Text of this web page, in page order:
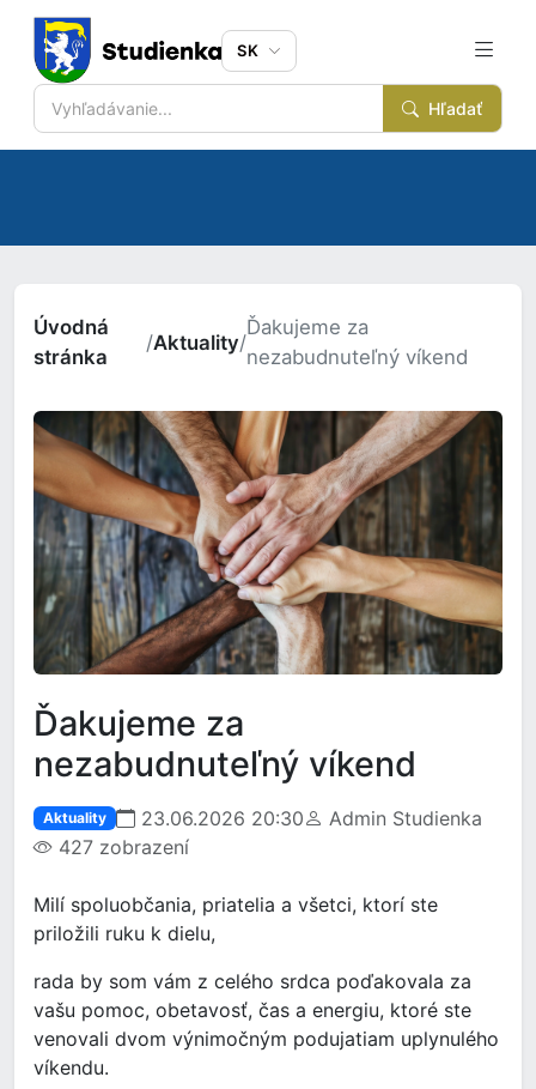
Hľadať
SK
Úvodná
stránka
/Aktuality/
Ďakujeme za
nezabudnuteľný víkend
Ďakujeme za
nezabudnuteľný víkend
Aktuality 23.06.2026 20:30
Admin Studienka
427 zobrazení
Milí spoluobčania, priatelia a všetci, ktorí ste
priložili ruku k dielu,
rada by som vám z celého srdca poďakovala za
vašu pomoc, obetavosť, čas a energiu, ktoré ste
venovali dvom výnimočným podujatiam uplynulého
víkendu.